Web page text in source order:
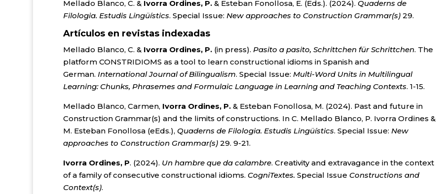
Mellado Blanco, C. & Ivorra Ordines, P. & Esteban Fonollosa, E. (Eds.). (2024). Quaderns de
Filologia. Estudis Lingüístics. Special Issue: New approaches to Construction Grammar(s)29.
Artículos en revistas indexadas
Mellado Blanco, C. & Ivorra Ordines, P. (in press). Pasito a pasito, Schrittchen für Schrittchen. The
platform CONSTRIDIOMS as a tool to learn constructional idioms in Spanish and
German. International Journal of Bilingualism. Special Issue: Multi-Word Units in Multilingual
Learning: Chunks, Phrasemes and Formulaic Language in Learning and Teaching Contexts. 1-15.
Mellado Blanco, Carmen, Ivorra Ordines, P. & Esteban Fonollosa, M. (2024). Past and future in
Construction Grammar(s) and the limits of constructions. In C. Mellado Blanco, P. Ivorra Ordines &
M. Esteban Fonollosa (eEds.), Quaderns de Filologia. Estudis Lingüístics. Special Issue: New
approaches to Construction Grammar(s)29. 9-21.
Ivorra Ordines, P. (2024). Un hambre que da calambre. Creativity and extravagance in the context
of a family of consecutive constructional idioms. CogniTextes. Special Issue Constructions and
Context(s).